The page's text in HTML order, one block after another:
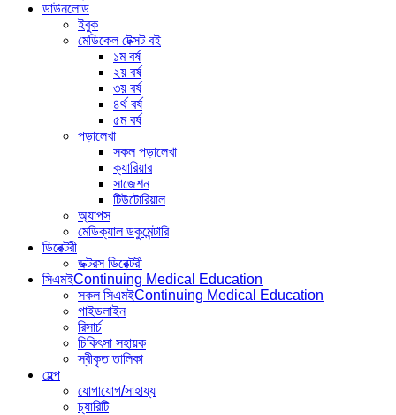
ডাউনলোড
ইবুক
মেডিকেল টেক্সট বই
১ম বর্ষ
২য় বর্ষ
৩য় বর্ষ
৪র্থ বর্ষ
৫ম বর্ষ
পড়ালেখা
সকল পড়ালেখা
ক্যারিয়ার
সাজেশন
টিউটোরিয়াল
অ্যাপস
মেডিক্যাল ডকুমেন্টারি
ডিরেক্টরী
ডক্টরস ডিরেক্টরী
সিএমইContinuing Medical Education
সকল সিএমইContinuing Medical Education
গাইডলাইন
রিসার্চ
চিকিৎসা সহায়ক
স্বীকৃত তালিকা
হেল্প
যোগাযোগ/সাহায্য
চ্যারিটি